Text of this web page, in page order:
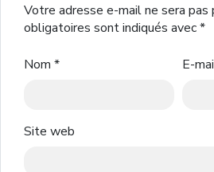
Votre adresse e-mail ne sera pas
obligatoires sont indiqués avec*
Nom * E-
Site web